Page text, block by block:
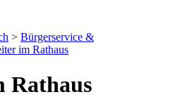
> Bürgerservice &
im Rathaus
Rathaus